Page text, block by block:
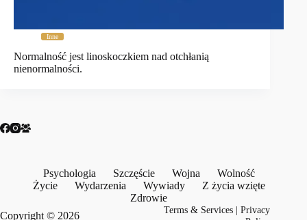
Inne
Normalność jest linoskoczkiem nad otchłanią
nienormalności.
Psychologia Szczęście Wojna
Wolność
Życie
Wydarzenia Wywiady
Z życia wzięte
Zdrowie
Copyright © 2026
Terms & Services |Privacy